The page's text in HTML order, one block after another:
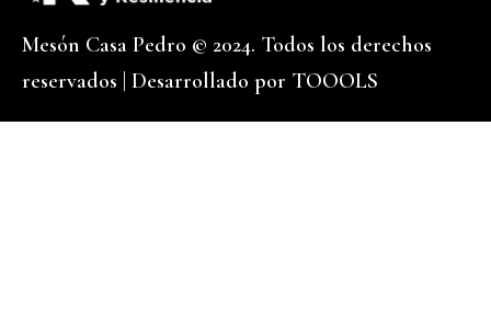
Mesón Casa Pedro © 2024. Todos los derechos
reservados | Desarrollado por TOOOLS